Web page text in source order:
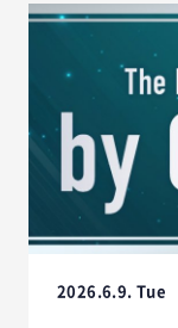
2026.6.9. Tue